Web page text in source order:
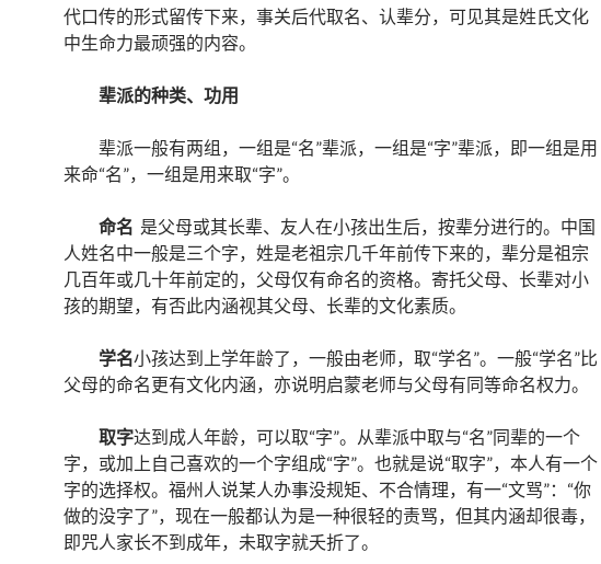
代口传的形式留传下来，事关后代取名、认辈分，可见其是姓氏文化
中生命力最顽强的内容。
辈派的种类、功用
辈派一般有两组，一组是“名”辈派，一组是“字”辈派，即一组是用
来命“名”，一组是用来取“字”。
命名 是父母或其长辈、友人在小孩出生后，按辈分进行的。中国
人姓名中一般是三个字，姓是老祖宗几千年前传下来的，辈分是祖宗
几百年或几十年前定的，父母仅有命名的资格。寄托父母、长辈对小
孩的期望，有否此内涵视其父母、长辈的文化素质。
学名小孩达到上学年龄了，一般由老师，取“学名”。一般“学名”比
父母的命名更有文化内涵，亦说明启蒙老师与父母有同等命名权力。
取字达到成人年龄，可以取“字”。从辈派中取与“名”同辈的一个
字，或加上自己喜欢的一个字组成“字”。也就是说“取字”，本人有一个
字的选择权。福州人说某人办事没规矩、不合情理，有一“文骂”：“你
做的没字了”，现在一般都认为是一种很轻的责骂，但其内涵却很毒，
即咒人家长不到成年，未取字就夭折了。